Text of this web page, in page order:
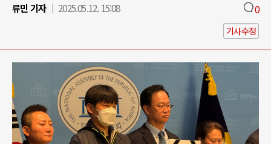
류민 기자
2025.05.12. 15:08 0
기사수정